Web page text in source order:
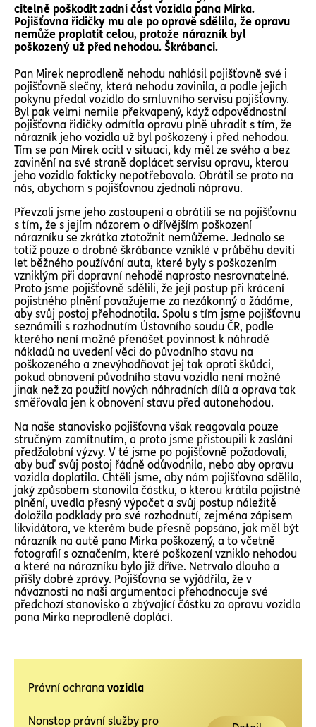
citelně poškodit zadní část vozidla pana Mirka.
Pojišťovna řidičky mu ale po opravě sdělila, že opravu
nemůže proplatit celou, protože nárazník byl
poškozený už před nehodou. Škrábanci.
Pan Mirek neprodleně nehodu nahlásil pojišťovně své i
pojišťovně slečny, která nehodu zavinila, a podle jejich
pokynu předal vozidlo do smluvního servisu pojišťovny.
Byl pak velmi nemile překvapený, když odpovědnostní
pojišťovna řidičky odmítla opravu plně uhradit s tím, že
nárazník jeho vozidla už byl poškozený i před nehodou.
Tím se pan Mirek ocitl v situaci, kdy měl ze svého a bez
zavinění na své straně doplácet servisu opravu, kterou
jeho vozidlo fakticky nepotřebovalo. Obrátil se proto na
nás, abychom s pojišťovnou zjednali nápravu.
Převzali jsme jeho zastoupení a obrátili se na pojišťovnu
s tím, že s jejím názorem o dřívějším poškození
nárazníku se zkrátka ztotožnit nemůžeme. Jednalo se
totiž pouze o drobné škrábance vzniklé v průběhu devíti
let běžného používání auta, které byly s poškozením
vzniklým při dopravní nehodě naprosto nesrovnatelné.
Proto jsme pojišťovně sdělili, že její postup při krácení
pojistného plnění považujeme za nezákonný a žádáme,
aby svůj postoj přehodnotila. Spolu s tím jsme pojišťovnu
seznámili s rozhodnutím Ústavního soudu ČR, podle
kterého není možné přenášet povinnost k náhradě
nákladů na uvedení věci do původního stavu na
poškozeného a znevýhodňovat jej tak oproti škůdci,
pokud obnovení původního stavu vozidla není možné
jinak než za použití nových náhradních dílů a oprava tak
směřovala jen k obnovení stavu před autonehodou.
Na naše stanovisko pojišťovna však reagovala pouze
stručným zamítnutím, a proto jsme přistoupili k zaslání
předžalobní výzvy. V té jsme po pojišťovně požadovali,
aby buď svůj postoj řádně odůvodnila, nebo aby opravu
vozidla doplatila. Chtěli jsme, aby nám pojišťovna sdělila,
jaký způsobem stanovila částku, o kterou krátila pojistné
plnění, uvedla přesný výpočet a svůj postup náležitě
doložila podklady pro své rozhodnutí, zejména zápisem
likvidátora, ve kterém bude přesně popsáno, jak měl být
nárazník na autě pana Mirka poškozený, a to včetně
fotografií s označením, které poškození vzniklo nehodou
a které na nárazníku bylo již dříve. Netrvalo dlouho a
přišly dobré zprávy. Pojišťovna se vyjádřila, že v
návaznosti na naši argumentaci přehodnocuje své
předchozí stanovisko a zbývající částku za opravu vozidla
pana Mirka neprodleně doplácí.
Právní ochrana vozidla
Nonstop právní služby pro